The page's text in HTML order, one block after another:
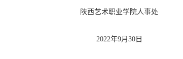
陕西艺术职业学院人事处
2022年9月 30 日